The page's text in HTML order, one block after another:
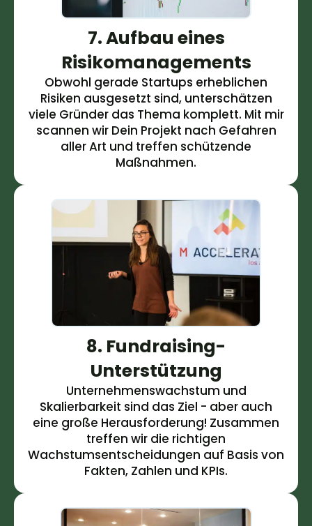
7. Aufbau eines
Risikomanagements
Obwohl gerade Startups erheblichen
Risiken ausgesetzt sind, unterschätzen
viele Gründer das Thema komplett. Mit mir
scannen wir Dein Projekt nach Gefahren
aller Art und treffen schützende
Maßnahmen.
8. Fundraising-
Unterstützung
Unternehmenswachstum und
Skalierbarkeit sind das Ziel - aber auch
eine große Herausforderung! Zusammen
treffen wir die richtigen
Wachstumsentscheidungen auf Basis von
Fakten, Zahlen und KPIs.